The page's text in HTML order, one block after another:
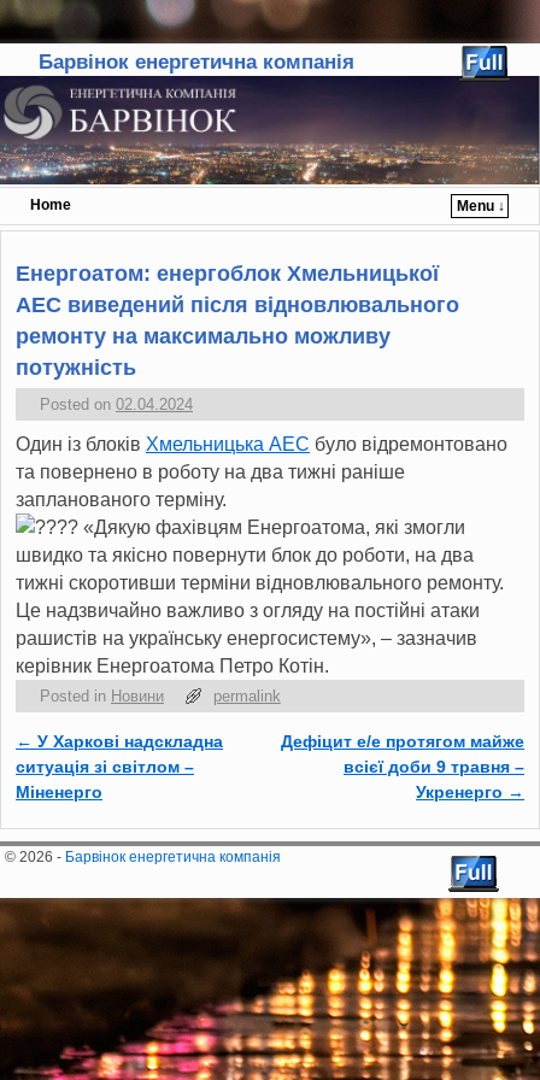
Барвінок енергетична компанія
Home
Menu ↓
Skip to primary content
Skip to secondary content
Енергоатом: енергоблок Хмельницької
АЕС виведений після відновлювального
ремонту на максимально можливу
потужність
Posted on 02.04.2024
Один із блоків Хмельницька АЕС було відремонтовано
та повернено в роботу на два тижні раніше
запланованого терміну.
«Дякую фахівцям Енергоатома, які змогли
швидко та якісно повернути блок до роботи, на два
тижні скоротивши терміни відновлювального ремонту.
Це надзвичайно важливо з огляду на постійні атаки
рашистів на українську енергосистему», – зазначив
керівник Енергоатома Петро Котін.
Posted in Новини permalink
Post navigation
← У Харкові надскладна
ситуація зі світлом –
Міненерго
Дефіцит е/е протягом майже
всієї доби 9 травня –
Укренерго →
© 2026 - Барвінок енергетична компанія